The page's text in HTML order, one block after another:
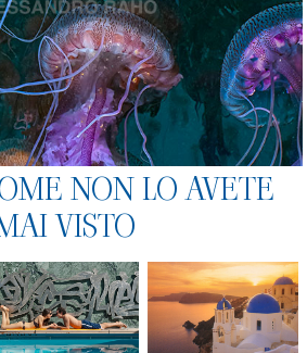
NON LO AVETE
VISTO